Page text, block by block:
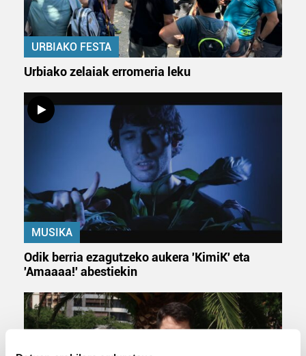
URBIAKO FESTA
Urbiako zelaiak erromeria leku
MUSIKA
Odik berria ezagutzeko aukera 'KimiK' eta
'Amaaaa!' abestiekin